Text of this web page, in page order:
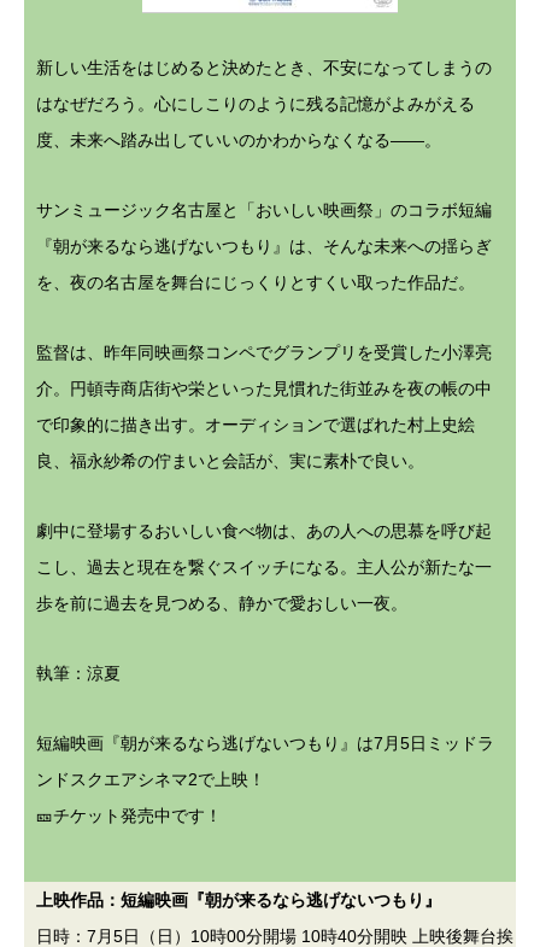
新しい生活をはじめると決めたとき、不安になってしまうの
はなぜだろう。心にしこりのように残る記憶がよみがえる
度、未来へ踏み出していいのかわからなくなる――。
サンミュージック名古屋と「おいしい映画祭」のコラボ短編
『朝が来るなら逃げないつもり』は、そんな未来への揺らぎ
を、夜の名古屋を舞台にじっくりとすくい取った作品だ。
監督は、昨年同映画祭コンペでグランプリを受賞した小澤亮
介。円頓寺商店街や栄といった見慣れた街並みを夜の帳の中
で印象的に描き出す。オーディションで選ばれた村上史絵
良、福永紗希の佇まいと会話が、実に素朴で良い。
劇中に登場するおいしい食べ物は、あの人への思慕を呼び起
こし、過去と現在を繋ぐスイッチになる。主人公が新たな一
歩を前に過去を見つめる、静かで愛おしい一夜。
執筆： 涼夏
短編映画『朝が来るなら逃げないつもり』は7月5日ミッドラ
ンドスクエアシネマ2で上映！
🎫チケット発売中です！
上映作品：短編映画『朝が来るなら逃げないつもり』
日時：7月5日（日）10時00分開場 10時40分開映 上映後舞台挨